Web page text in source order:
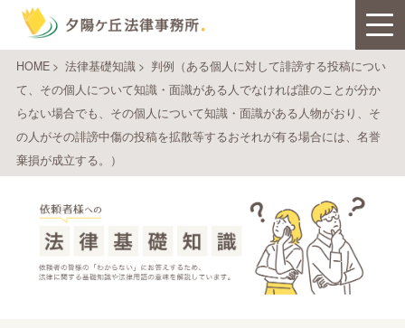
HOME> 法律基礎知識> 判例（ある個人に対して誹謗する投稿につい
て、その個人について知識・面識がある人でなければ誰のことが分か
らない場合でも、その個人について知識・面識がある人物がおり、そ
の人がその誹謗中傷の投稿を拡散等するおそれが有る場合には、名誉
棄損が成立する。）